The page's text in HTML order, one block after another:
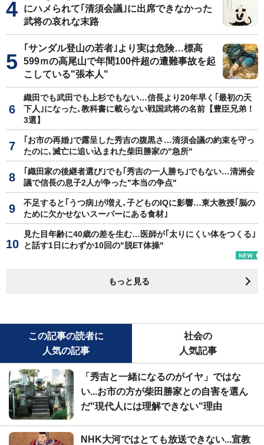
にハメられて｢清須会議｣に出席できなかった
武将の哀れな末路
｢サンダル登山の若者｣より実は危険…標高
599ｍの高尾山で年間100件超の遭難事故を起
こしている"張本人"
織田でも武田でも上杉でもない…信長より20年早く｢最初の天
下人｣になった､教科書に載らない戦国武将の名前【豊臣兄弟！
3選】
｢お市の再婚｣で露呈した秀吉の腹黒さ…清須会議の約束を守っ
たのに､滅亡に追い込まれた柴田勝家の"急所"
｢織田家の後継者選び｣でも｢秀吉の一人勝ち｣でもない…清洲会
議で信長の息子2人が争った"本当の争点"
不足すると｢うつ病｣が増え､子どものIQに影響…東大教授｢脳の
ために欠かせないスーパーにある食材｣
見た目年齢に40歳の差を生む…医師が｢太りにくい体をつくる｣
と話す1日にわずか10回の"脱ET体操"
もっと見る
この記事の読者に
人気の記事
社会の
人気記事
「秀吉と一緒になるのがイヤ」ではな
い...お市の方が柴田勝家との自害を選ん
だ"現代人には理解できない"理由
NHK大河ではとても放送できない...宣教